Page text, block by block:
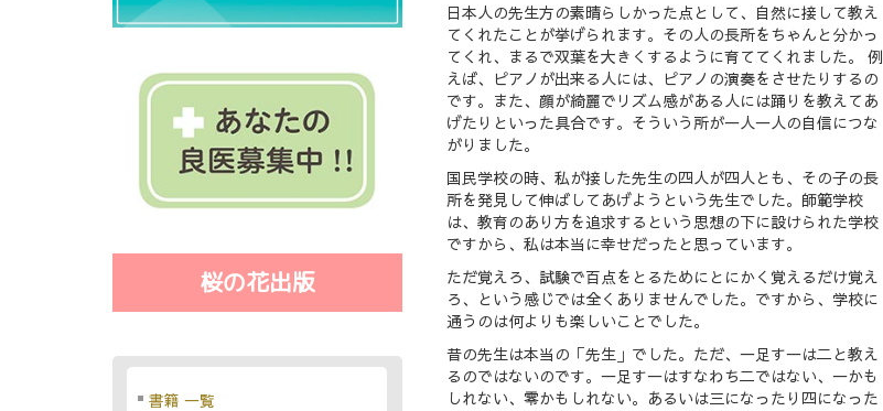
日本人の先生方の素晴らしかった点として、自然に接して教え
てくれたことが挙げられます。その人の長所をちゃんと分かっ
てくれ、まるで双葉を大きくするように育ててくれました。 例
えば、ピアノが出来る人には、ピアノの演奏をさせたりするの
です。また、顔が綺麗でリズム感がある人には踊りを教えてあ
げたりといった具合です。そういう所が一人一人の自信につな
がりました。
国民学校の時、私が接した先生の四人が四人とも、その子の長
所を発見して伸ばしてあげようという先生でした。師範学校
は、教育のあり方を追求するという思想の下に設けられた学校
ですから、私は本当に幸せだったと思っています。
ただ覚えろ、試験で百点をとるためにとにかく覚えるだけ覚え
ろ、という感じでは全くありませんでした。ですから、学校に
通うのは何よりも楽しいことでした。
昔の先生は本当の「先生」でした。ただ、一足す一は二と教え
るのではないのです。一足す一はすなわち二ではない、一かも
しれない、零かもしれない。あるいは三になったり四になった
桜の花出版
書籍 一覧